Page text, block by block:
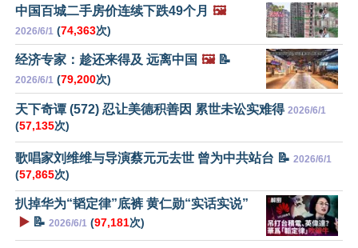
中国百城二手房价连续下跌49个月 🖼️
2026/6/1 (74,363次)
经济专家：趁还来得及 远离中国 🖼️📝
2026/6/1 (79,200次)
天下奇谭 (572) 忍让美德积善因 累世未讼实难得 2026/6/1
(57,135次)
歌唱家刘维维与导演蔡元元去世 曾为中共站台 📝 2026/6/1
(57,865次)
扒掉华为“韬定律”底裤 黄仁勋“实话实说”
▶️ 📝 2026/6/1 (97,181次)